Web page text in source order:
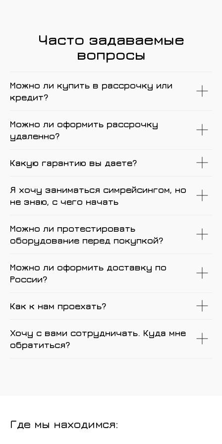
Часто задаваемые
вопросы
Можно ли купить в рассрочку или
кредит?
Можно ли оформить рассрочку
удаленно?
Какую гарантию вы даете?
Я хочу заниматься симрейсингом, но
не знаю, с чего начать
Можно ли протестировать
оборудование перед покупкой?
Можно ли оформить доставку по
России?
Как к нам проехать?
Хочу с вами сотрудничать. Куда мне
обратиться?
Где мы находимся: